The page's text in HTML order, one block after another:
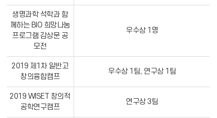
실
나
타
표
입
생명과학 석학과 함
께하는 BIO 희망나눔
프로그램 감상문 공
모전
우수상 1명
2019 제1차 일반고
창의융합캠프
우수상 1팀, 연구상 1팀
2019 WISET 창의적
공학연구캠프
연구상 3팀